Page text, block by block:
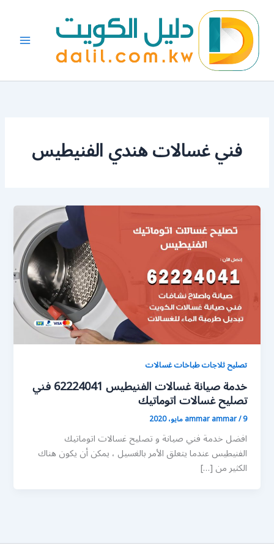
المحتوى
فني غسالات هندي الفنيطيس
تصليح ثلاجات طباخات غسالات
خدمة صيانة غسالات الفنيطيس 62224041 فني
تصليح غسالات اتوماتيك
ammar ammar/9 مايو، 2020
افضل خدمة فني صيانة و تصليح غسالات اتوماتيك
الفنيطيس عندما يتعلق الأمر بالغسيل ، يمكن أن يكون هناك
الكثير من […]